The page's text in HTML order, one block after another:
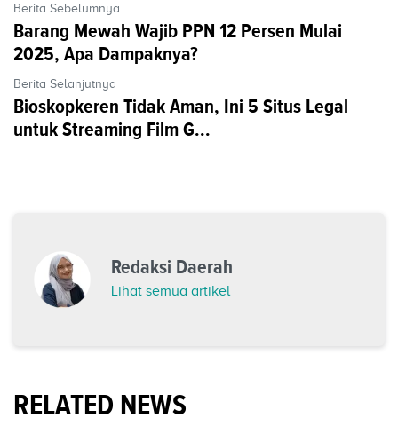
Berita Sebelumnya
Barang Mewah Wajib PPN 12 Persen Mulai
2025, Apa Dampaknya?
Berita Selanjutnya
Bioskopkeren Tidak Aman, Ini 5 Situs Legal
untuk Streaming Film G...
Redaksi Daerah
Lihat semua artikel
RELATED NEWS